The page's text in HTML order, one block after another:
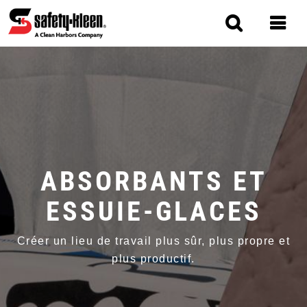
ABSORBANTS ET
ESSUIE-GLACES
Créer un lieu de travail plus sûr, plus propre et
plus productif.